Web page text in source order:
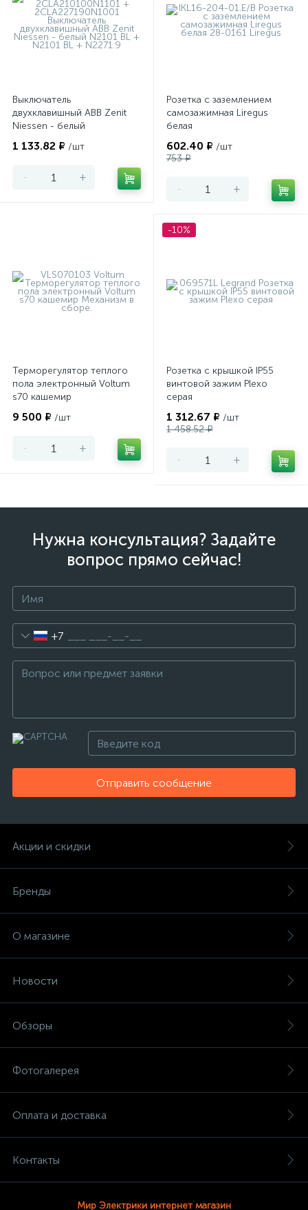
Выключатель
двухклавишный ABB Zenit
Niessen - белый
1 133.82 ₽ /шт
- +
Розетка с заземлением
самозажимная Liregus
белая
602.40 ₽ /шт
753 ₽
- +
Терморегулятор теплого
пола электронный Voltum
s70 кашемир
9 500 ₽ /шт
- +
-10%
Розетка с крышкой IP55
винтовой зажим Plexo
серая
1 312.67 ₽ /шт
1 458.52 ₽
- +
Нужна консультация? Задайте
вопрос прямо сейчас!
+7
Отправить сообщение
Акции и скидки
Бренды
О магазине
Новости
Обзоры
Фотогалерея
Оплата и доставка
Контакты
Мир Электрики интернет магазин